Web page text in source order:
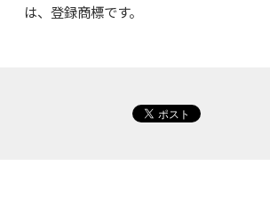
は、登録商標です。